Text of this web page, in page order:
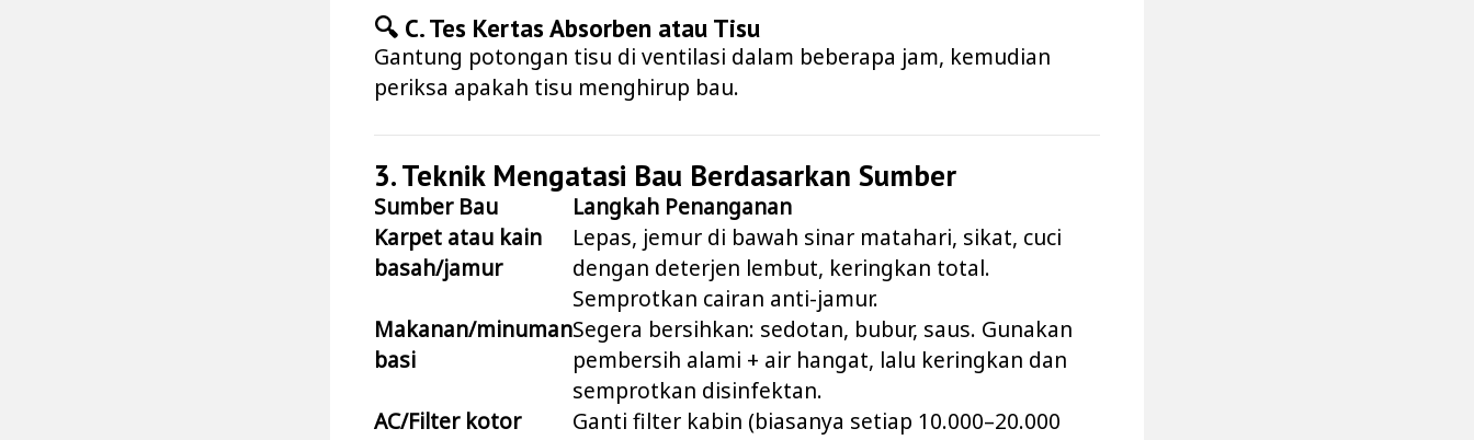
🔍 C. Tes Kertas Absorben atau Tisu
Gantung potongan tisu di ventilasi dalam beberapa jam, kemudian
periksa apakah tisu menghirup bau.
3. Teknik Mengatasi Bau Berdasarkan Sumber
Sumber Bau
Langkah Penanganan
Karpet atau kain
basah/jamur
Lepas, jemur di bawah sinar matahari, sikat, cuci
dengan deterjen lembut, keringkan total.
Semprotkan cairan anti-jamur.
Makanan/minuman
basi
Segera bersihkan: sedotan, bubur, saus. Gunakan
pembersih alami + air hangat, lalu keringkan dan
semprotkan disinfektan.
AC/Filter kotor
Ganti filter kabin (biasanya setiap 10.000–20.000